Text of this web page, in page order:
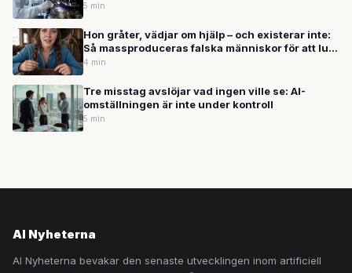
5 min
Hon gråter, vädjar om hjälp – och existerar inte:
Så massproduceras falska människor för att lura
dig på nätet
4 min
Tre misstag avslöjar vad ingen ville se: AI-
omställningen är inte under kontroll
5 min
AI Nyheterna
AI Nyheterna bevakar den senaste utvecklingen inom artificiell